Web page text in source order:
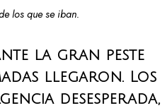
los que se iban.
la gran peste
llegaron. Los
desesperada,